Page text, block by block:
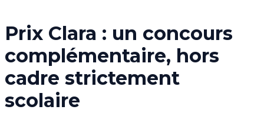
Prix Clara : un concours
complémentaire, hors
cadre strictement
scolaire